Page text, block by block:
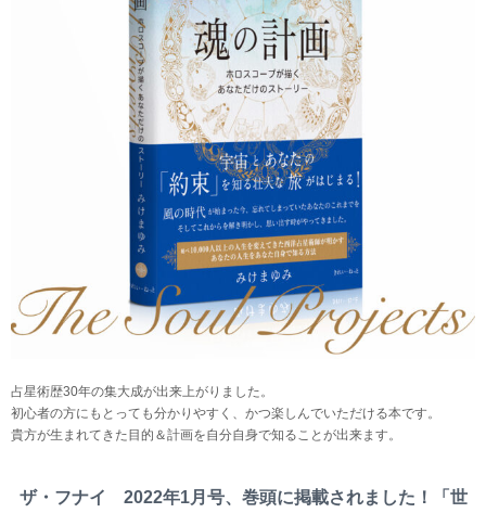
占星術歴30年の集大成が出来上がりました。
初心者の方にもとっても分かりやすく、かつ楽しんでいただける本です。
貴方が生まれてきた目的＆計画を自分自身で知ることが出来ます。
ザ・フナイ 2022年1月号、巻頭に掲載されました！「世